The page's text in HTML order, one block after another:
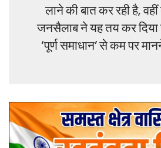
लाने की बात कर रही है,
जनसैलाब ने यह तय कर
‘पूर्ण समाधान’ से कम पर